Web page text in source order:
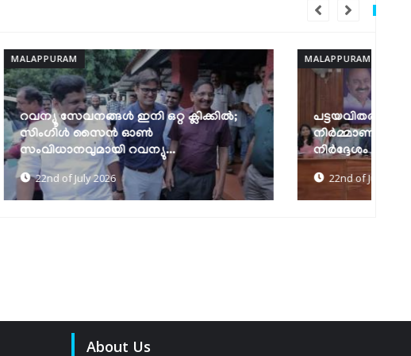
MALAPPURAM
പട്ടയവിതരണവും സ്മാർട്ട് വില്ലേജ്
നിർമ്മാണവും വേഗത്തിലാക്കാൻ
നിർദ്ദേശം നൽകി...
22nd of July 2026
About Us